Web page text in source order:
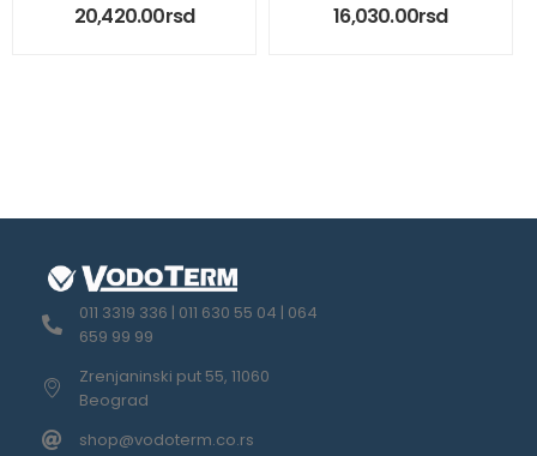
20,420.00rsd 16,030.00rsd
011 3319 336 | 011 630 55 04 | 064
659 99 99
Zrenjaninski put 55, 11060
Beograd
shop@vodoterm.co.rs